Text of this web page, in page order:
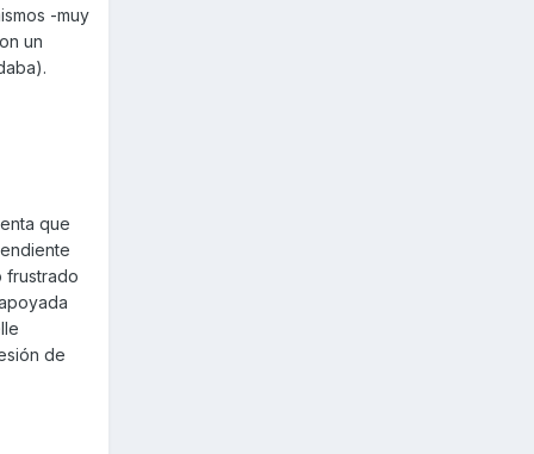
-muy
un
que
frustrado
de